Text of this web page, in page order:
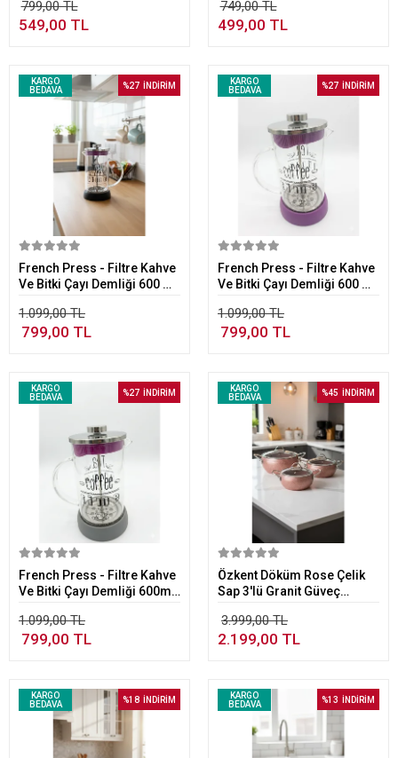
799,00 TL
549,00 TL
749,00 TL
499,00 TL
KARGO
BEDAVA
%27 İNDİRİM
Sepete Ekle
French Press - Filtre Kahve
Ve Bitki Çayı Demliği 600 ml
1.099,00 TL
799,00 TL
KARGO
BEDAVA
%27 İNDİRİM
Sepete Ekle
French Press - Filtre Kahve
Ve Bitki Çayı Demliği 600 ml
1.099,00 TL
799,00 TL
KARGO
BEDAVA
%27 İNDİRİM
Sepete Ekle
French Press - Filtre Kahve
Ve Bitki Çayı Demliği 600ml
1.099,00 TL
799,00 TL
KARGO
BEDAVA
%45 İNDİRİM
Sepete Ekle
Özkent Döküm Rose Çelik
Sap 3'lü Granit Güveç
3.999,00 TL
2.199,00 TL
KARGO
BEDAVA
%18 İNDİRİM
KARGO
BEDAVA
%13 İNDİRİM